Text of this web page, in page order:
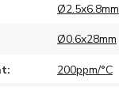
Ø2.5x6.8mm
Ø0.6x28mm
200ppm/°C